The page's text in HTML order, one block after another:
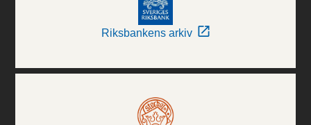
Riksbankens arkiv